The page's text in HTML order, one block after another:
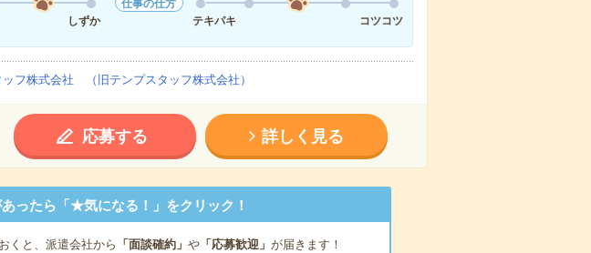
しずか
仕事の仕方
テキパキ
コツコツ
フ株式会社 （旧テンプスタッフ株式会社）
応募する 詳しく見る
ったら「★気になる！」をクリック！
くと、派遣会社から 「面談確約」 や「応募歓迎」 が届きます！